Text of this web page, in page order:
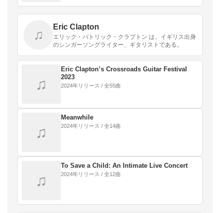
♫
Eric Clapton
エリック・パトリック・クラプトン は、イギリス出身
のシンガーソングライター、ギタリストである。
♫
Eric Clapton’s Crossroads Guitar Festival
2023
2024年リリース / 全55曲
♫
Meanwhile
2024年リリース / 全14曲
♫
To Save a Child: An Intimate Live Concert
2024年リリース / 全12曲